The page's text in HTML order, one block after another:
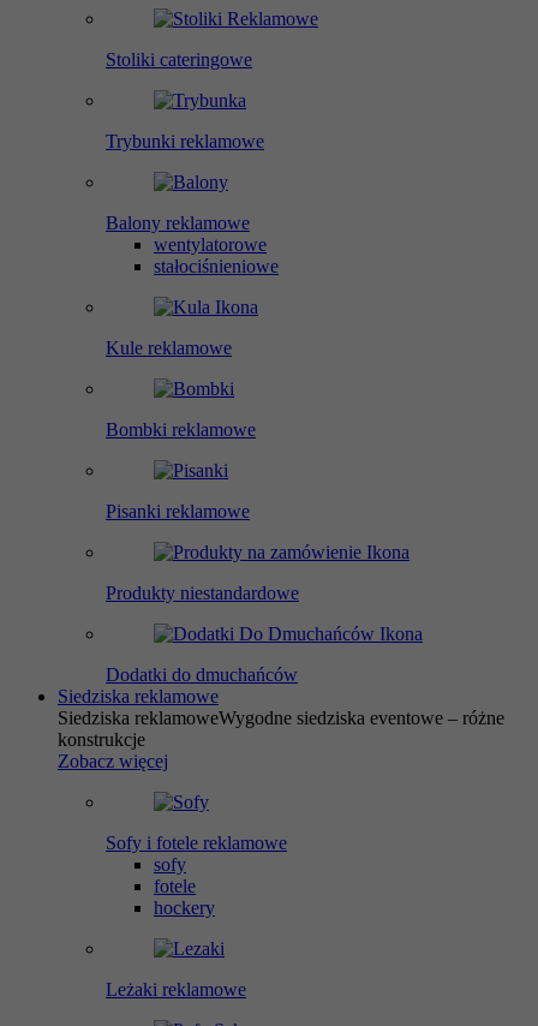
Stoliki cateringowe
Trybunki reklamowe
Balony reklamowe
wentylatorowe
stałociśnieniowe
Kule reklamowe
Bombki reklamowe
Pisanki reklamowe
Produkty niestandardowe
Dodatki do dmuchańców
Siedziska reklamowe
Siedziska reklamoweWygodne siedziska eventowe – różne
konstrukcje
Zobacz więcej
Sofy i fotele reklamowe
sofy
fotele
hockery
Leżaki reklamowe